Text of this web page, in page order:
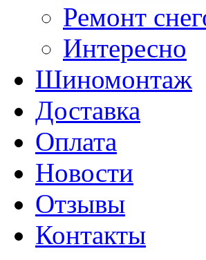
Ремонт
Интересно
Шиномонтаж
Доставка
Оплата
Новости
Отзывы
Контакты